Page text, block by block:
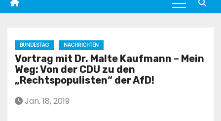
BUNDESTAG NACHRICHTEN
Vortrag mit Dr. Malte Kaufmann – Mein
Weg: Von der CDU zu den
„Rechtspopulisten“ der AfD!
Jan. 18, 2019